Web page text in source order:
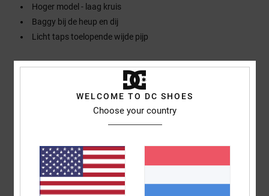
Hoger model - laag kruis
Baggy bij de heup en dij
Licht taps toelopende wijde pijp
Samenstelling[Hoofdstof] 100% katoen
Bezorging en Retour
Reviews van klanten
WELCOME TO DC SHOES
Choose your country